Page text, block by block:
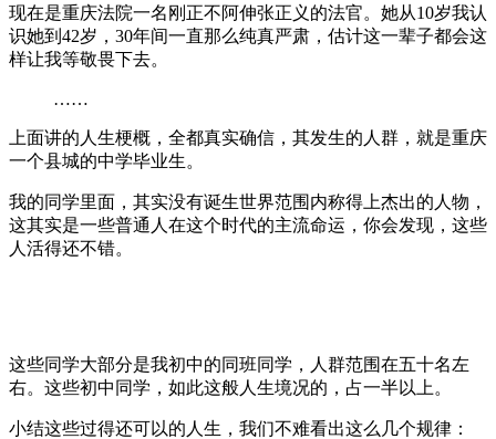
现在是重庆法院一名刚正不阿伸张正义的法官。她从10岁我认
识她到42岁，30年间一直那么纯真严肃，估计这一辈子都会这
样让我等敬畏下去。
……
上面讲的人生梗概，全都真实确信，其发生的人群，就是重庆
一个县城的中学毕业生。
我的同学里面，其实没有诞生世界范围内称得上杰出的人物，
这其实是一些普通人在这个时代的主流命运，你会发现，这些
人活得还不错。
这些同学大部分是我初中的同班同学，人群范围在五十名左
右。这些初中同学，如此这般人生境况的，占一半以上。
小结这些过得还可以的人生，我们不难看出这么几个规律：